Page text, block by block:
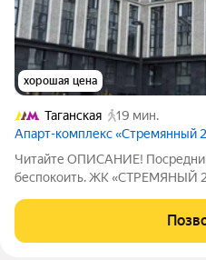
хорошая цена
Таганская
19 мин.
Апарт-комплекс «Стремянный
Читайте ОПИСАНИЕ!
беспокоить. ЖК «СТРЕМЯНЫЙ
общей площадью 35 кв.м.,
Стремянный пер.2,